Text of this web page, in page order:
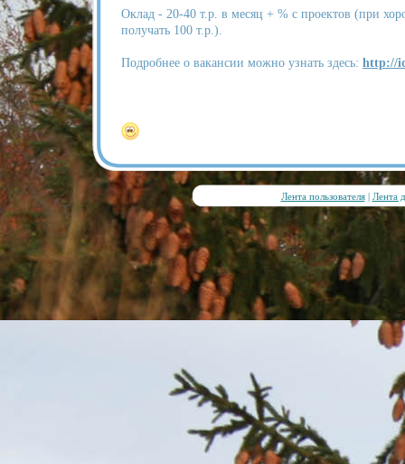
Оклад - 20-40 т.р. в месяц + % с проектов (при
получать 100 т.р.).
Подробнее о вакансии можно узнать здесь: http://
Лента пользователя| Лента